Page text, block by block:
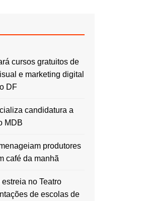
cursos gratuitos de
e marketing digital
DF
candidatura a
MDB
produtores
café da manhã
no Teatro
de escolas de